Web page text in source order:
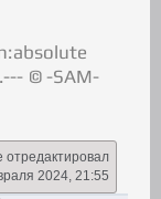
© -SAM-
2024, 21:55